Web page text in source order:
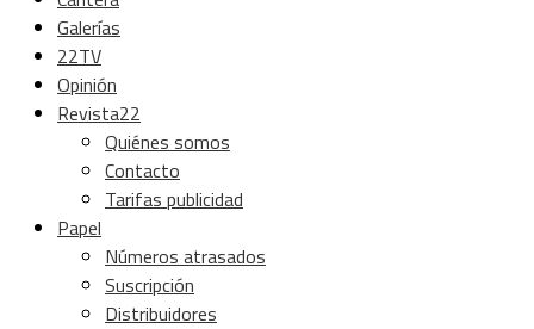
Galerías
22TV
Opinión
Revista22
Quiénes somos
Contacto
Tarifas publicidad
Papel
Números atrasados
Suscripción
Distribuidores